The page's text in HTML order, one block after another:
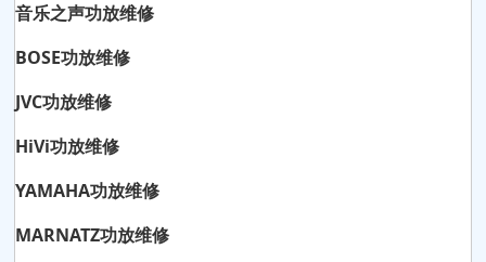
音乐之声功放维修
BOSE功放维修
JVC功放维修
HiVi功放维修
YAMAHA功放维修
MARNATZ功放维修